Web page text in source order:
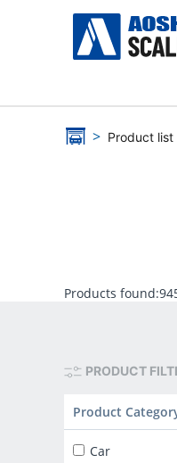
Product list
Products found:
PRODUCT
Product
Car